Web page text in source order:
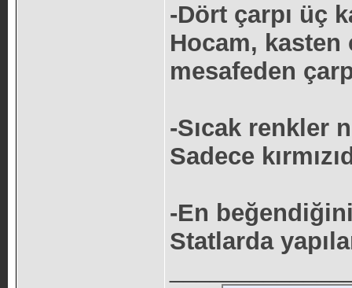
-Dört çarpı üç
Hocam, kasten
mesafeden
-Sıcak renkler
Sadece
-En
Statlarda